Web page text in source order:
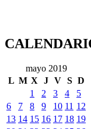
mayo 2019
L M X J V S D
1
2 3 4
5
6
7 8 9 10 11 12
13 14 15 16 17 18 19